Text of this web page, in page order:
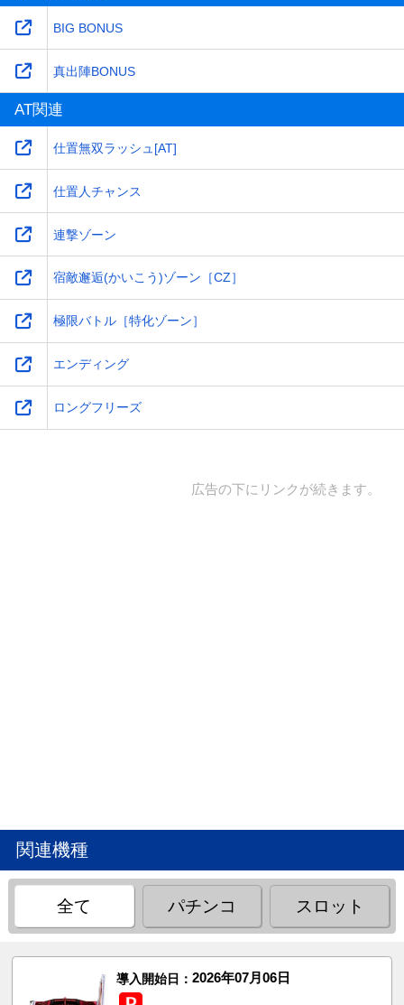
BIG BONUS
真出陣BONUS
AT関連
仕置無双ラッシュ[AT]
仕置人チャンス
連撃ゾーン
宿敵邂逅(かいこう)ゾーン［CZ］
極限バトル［特化ゾーン］
エンディング
ロングフリーズ
広告の下にリンクが続きます。
関連機種
全て パチンコ スロット
導入開始日： 2026年07月06日